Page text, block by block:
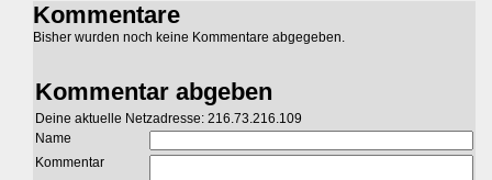
Kommentare
Bisher wurden noch keine Kommentare abgegeben.
Kommentar abgeben
Deine aktuelle Netzadresse: 216.73.216.109
Name
Kommentar